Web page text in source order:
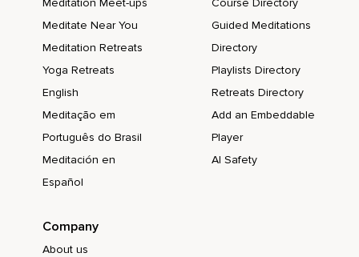
Meditate Near You
Meditation Retreats
Yoga Retreats
English
Meditação em
Português do Brasil
Meditación en
Español
Guided Meditations
Directory
Playlists Directory
Retreats Directory
Add an Embeddable
Player
AI Safety
Company
About us